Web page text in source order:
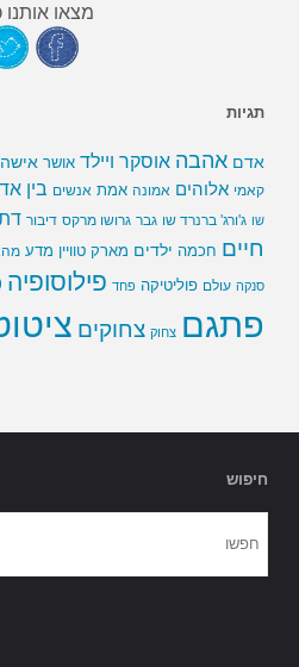
מצאו אותנו
תגיות
אדם אהבה אוסקר ויילד אושר אישה
קאמי אלוהים אמונה אמת אנשים בין
שו ג'ורג' ברנרד שו גבר גרושו מרקס דיבור
חיים חכמה ילדים מארק טוויין מדע
סנקה עולם פוליטיקה פחד פילוסופיה
פתגם צחוק צחוקים
חיפוש